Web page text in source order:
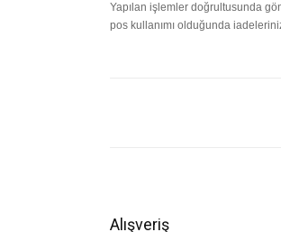
Yapılan işlemler doğrultusunda
pos kullanımı olduğunda
Alışveriş